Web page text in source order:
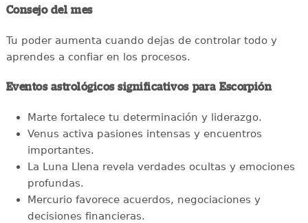
Consejo del mes
Tu poder aumenta cuando dejas de controlar todo y
aprendes a confiar en los procesos.
Eventos astrológicos significativos para Escorpión
Marte fortalece tu determinación y liderazgo.
Venus activa pasiones intensas y encuentros
importantes.
La Luna Llena revela verdades ocultas y emociones
profundas.
Mercurio favorece acuerdos, negociaciones y
decisiones financieras.